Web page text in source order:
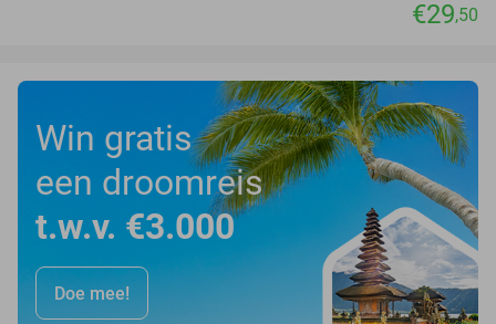
€29,50
Win gratis
een droomreis
t.w.v. €3.000
Doe mee!